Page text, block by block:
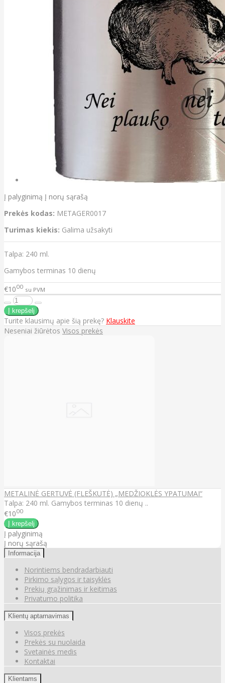
Į palyginimą Į norų sąrašą
Prekės kodas: METAGER0017
Turimas kiekis: Galima užsakyti
Talpa: 240 ml.
Gamybos terminas 10 dienų
€1000 su PVM
Turite klausimų apie šią prekę? Klauskite
Neseniai žiūrėtos Visos prekės
METALINĖ GERTUVĖ (FLEŠKUTĖ) „MEDŽIOKLĖS YPATUMAI“
Talpa: 240 ml. Gamybos terminas 10 dienų ..
€1000
Į palyginimą
Į norų sąrašą
Informacija
Norintiems bendradarbiauti
Pirkimo sąlygos ir taisyklės
Prekių grąžinimas ir keitimas
Privatumo politika
Klientų aptarnavimas
Visos prekės
Prekės su nuolaida
Svetainės medis
Kontaktai
Klientams